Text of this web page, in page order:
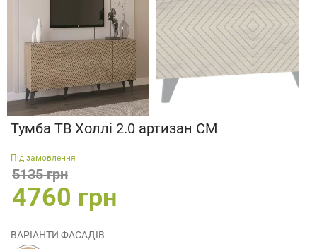
Тумба ТВ Холлі 2.0 артизан СМ
Під замовлення
4760 грн
5135 грн
ВАРІАНТИ ФАСАДІВ